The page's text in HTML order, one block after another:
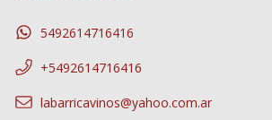
5492614716416
+5492614716416
labarricavinos@yahoo.com.ar